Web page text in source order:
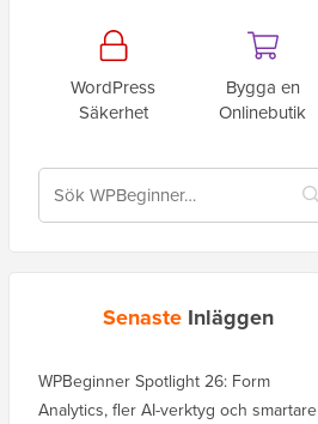
WordPress
Säkerhet
Bygga en
Onlinebutik
Senaste Inläggen
WPBeginner Spotlight 26: Form
Analytics, fler AI-verktyg och smartare